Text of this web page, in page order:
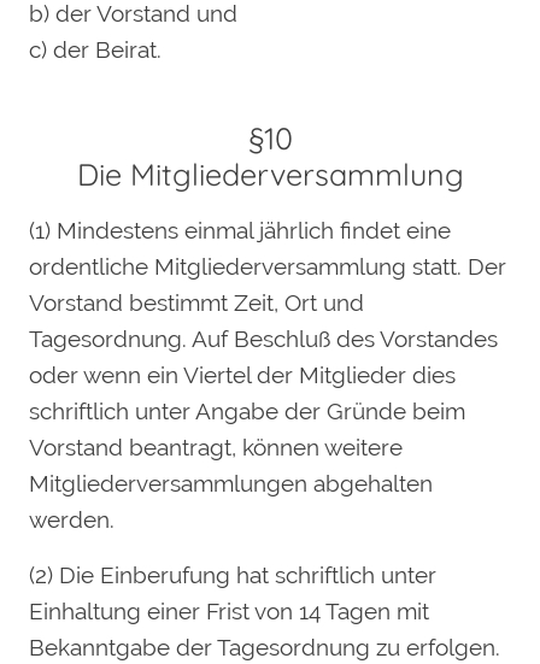
b) der Vorstand und
c) der Beirat.
§10
Die Mitgliederversammlung
(1) Mindestens einmal jährlich findet eine
ordentliche Mitgliederversammlung statt. Der
Vorstand bestimmt Zeit, Ort und
Tagesordnung. Auf Beschluß des Vorstandes
oder wenn ein Viertel der Mitglieder dies
schriftlich unter Angabe der Gründe beim
Vorstand beantragt, können weitere
Mitgliederversammlungen abgehalten
werden.
(2) Die Einberufung hat schriftlich unter
Einhaltung einer Frist von 14 Tagen mit
Bekanntgabe der Tagesordnung zu erfolgen.